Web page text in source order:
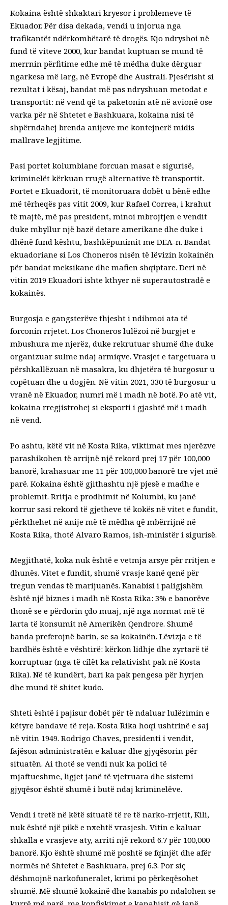
Kokaina është shkaktari kryesor i problemeve të
Ekuador. Për disa dekada, vendi u injorua nga
trafikantët ndërkombëtarë të drogës. Kjo ndryshoi në
fund të viteve 2000, kur bandat kuptuan se mund të
merrnin përfitime edhe më të mëdha duke dërguar
ngarkesa më larg, në Evropë dhe Australi. Pjesërisht si
rezultat i kësaj, bandat më pas ndryshuan metodat e
transportit: në vend që ta paketonin atë në avionë ose
varka për në Shtetet e Bashkuara, kokaina nisi të
shpërndahej brenda anijeve me kontejnerë midis
mallrave legjitime.
Pasi portet kolumbiane forcuan masat e sigurisë,
kriminelët kërkuan rrugë alternative të transportit.
Portet e Ekuadorit, të monitoruara dobët u bënë edhe
më tërheqës pas vitit 2009, kur Rafael Correa, i krahut
të majtë, më pas president, minoi mbrojtjen e vendit
duke mbyllur një bazë detare amerikane dhe duke i
dhënë fund kështu, bashkëpunimit me DEA-n. Bandat
ekuadoriane si Los Choneros nisën të lëvizin kokainën
për bandat meksikane dhe mafien shqiptare. Deri në
vitin 2019 Ekuadori ishte kthyer në superautostradë e
kokainës.
Burgosja e gangsterëve thjesht i ndihmoi ata të
forconin rrjetet. Los Choneros lulëzoi në burgjet e
mbushura me njerëz, duke rekrutuar shumë dhe duke
organizuar sulme ndaj armiqve. Vrasjet e targetuara u
përshkallëzuan në masakra, ku dhjetëra të burgosur u
copëtuan dhe u dogjën. Në vitin 2021, 330 të burgosur u
vranë në Ekuador, numri më i madh në botë. Po atë vit,
kokaina rregjistrohej si eksporti i gjashtë më i madh
në vend.
Po ashtu, këtë vit në Kosta Rika, viktimat mes njerëzve
parashikohen të arrijnë një rekord prej 17 për 100,000
banorë, krahasuar me 11 për 100,000 banorë tre vjet më
parë. Kokaina është gjithashtu një pjesë e madhe e
problemit. Rritja e prodhimit në Kolumbi, ku janë
korrur sasi rekord të gjetheve të kokës në vitet e fundit,
përkthehet në anije më të mëdha që mbërrijnë në
Kosta Rika, thotë Alvaro Ramos, ish-ministër i sigurisë.
Megjithatë, koka nuk është e vetmja arsye për rritjen e
dhunës. Vitet e fundit, shumë vrasje kanë qenë për
tregun vendas të marijuanës. Kanabisi i paligjshëm
është një biznes i madh në Kosta Rika: 3% e banorëve
thonë se e përdorin çdo muaj, një nga normat më të
larta të konsumit në Amerikën Qendrore. Shumë
banda preferojnë barin, se sa kokainën. Lëvizja e të
bardhës është e vështirë: kërkon lidhje dhe zyrtarë të
korruptuar (nga të cilët ka relativisht pak në Kosta
Rika). Në të kundërt, bari ka pak pengesa për hyrjen
dhe mund të shitet kudo.
Shteti është i pajisur dobët për të ndaluar lulëzimin e
këtyre bandave të reja. Kosta Rika hoqi ushtrinë e saj
në vitin 1949. Rodrigo Chaves, presidenti i vendit,
fajëson administratën e kaluar dhe gjyqësorin për
situatën. Ai thotë se vendi nuk ka polici të
mjaftueshme, ligjet janë të vjetruara dhe sistemi
gjyqësor është shumë i butë ndaj kriminelëve.
Vendi i tretë në këtë situatë të re të narko-rrjetit, Kili,
nuk është një pikë e nxehtë vrasjesh. Vitin e kaluar
shkalla e vrasjeve aty, arriti një rekord 6.7 për 100,000
banorë. Kjo është shumë më poshtë se fqinjët dhe afër
normës në Shtetet e Bashkuara, prej 6.3. Por siç
dëshmojnë narkofuneralet, krimi po përkeqësohet
shumë. Më shumë kokainë dhe kanabis po ndalohen se